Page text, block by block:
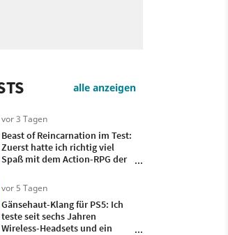
alle anzeigen
vor 3 Tagen
Beast of Reincarnation im Test:
Zuerst hatte ich richtig viel
Spaß mit dem Action-RPG der
irgendwann wollte ich nur
noch, dass es vorbei ist
vor 5 Tagen
Gänsehaut-Klang für PS5: Ich
teste seit sechs Jahren
Wireless-Headsets und ein